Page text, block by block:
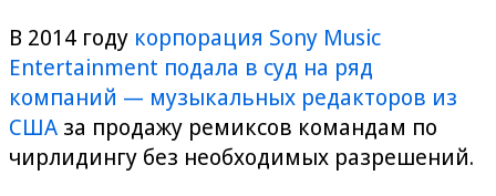
В 2014 году корпорация Sony Music
Entertainment подала в суд на ряд
компаний — музыкальных редакторов из
США за продажу ремиксов командам по
чирлидингу без необходимых разрешений.